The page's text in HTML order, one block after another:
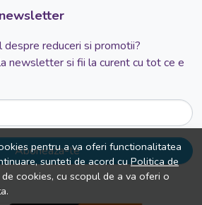
pentru a va oferi functionalitatea
sunteti de acord cuPolitica de
cookies, cu scopul de a va oferi o
despre reduceri si promotii?
newsletter si fii la curent cu tot ce e
Aboneaza-te